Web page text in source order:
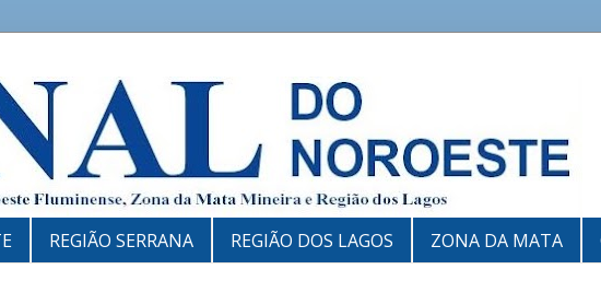
REGIÃO SERRANA REGIÃO DOS LAGOS ZONA DA MATA